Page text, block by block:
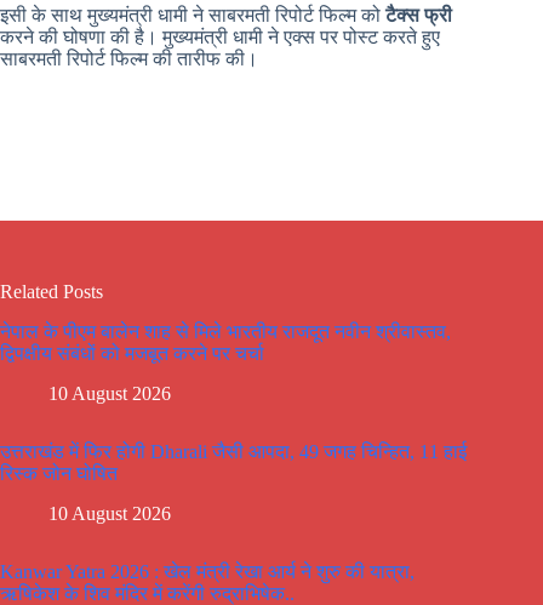
इसी के साथ मुख्यमंत्री धामी ने साबरमती रिपोर्ट फिल्म कोटैक्स फ्री
करने की घोषणा की है। मुख्यमंत्री धामी ने एक्स पर पोस्ट करते हुए
साबरमती रिपोर्ट फिल्म की तारीफ की।
Related Posts
नेपाल के पीएम बालेन शाह से मिले भारतीय राजदूत नवीन श्रीवास्तव,
द्विपक्षीय संबंधों को मजबूत करने पर चर्चा
10 August 2026
उत्तराखंड में फिर होगी Dharali जैसी आपदा, 49 जगह चिन्हित, 11 हाई
रिस्क जोन घोषित
10 August 2026
Kanwar Yatra 2026 : खेल मंत्री रेखा आर्य ने शुरु की यात्रा,
ऋषिकेश के शिव मंदिर में करेंगी रुद्राभिषेक..